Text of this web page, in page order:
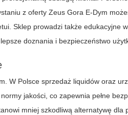
z oferty Zeus Gora E-Dym
Sklep prowadzi także edukacyjne
doznania i bezpieczeństwo
W Polsce sprzedaż liquidów oraz
jakości, co zapewnia pełne
mniej szkodliwą alternatywę dla